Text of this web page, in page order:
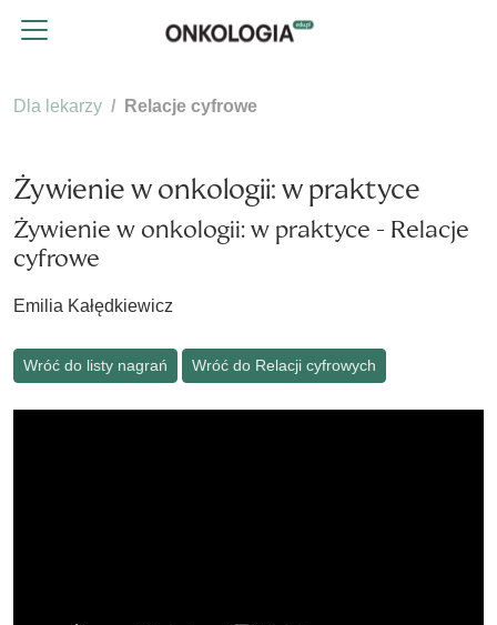
Dla lekarzy Relacje cyfrowe
Żywienie w onkologii: w praktyce
Żywienie w onkologii: w praktyce - Relacje
cyfrowe
Emilia Kałędkiewicz
Wróć do listy nagrań Wróć do Relacji cyfrowych